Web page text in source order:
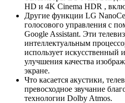
HD и 4K Cinema HDR ,
Другие функции LG
голосового управления с
Google Assistant. Эти
интеллектуальным
использует искусственный
улучшения качества
экране.
Что касается акустики,
превосходное звучание
технологии Dolby Atmos.